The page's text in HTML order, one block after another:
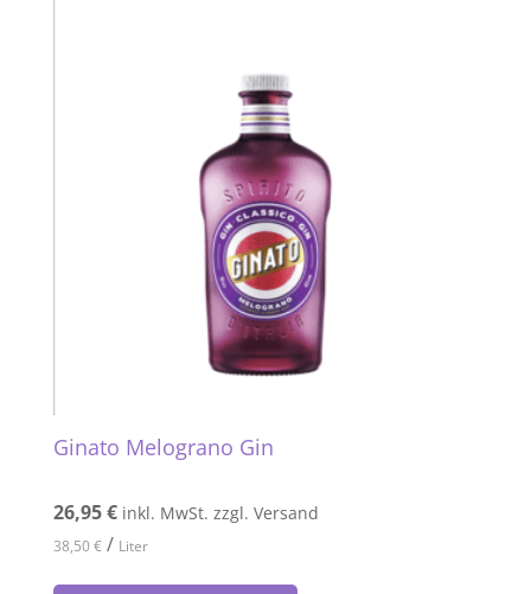
Ginato Melograno Gin
26,95€ inkl. MwSt. zzgl. Versand
38,50€/ Liter